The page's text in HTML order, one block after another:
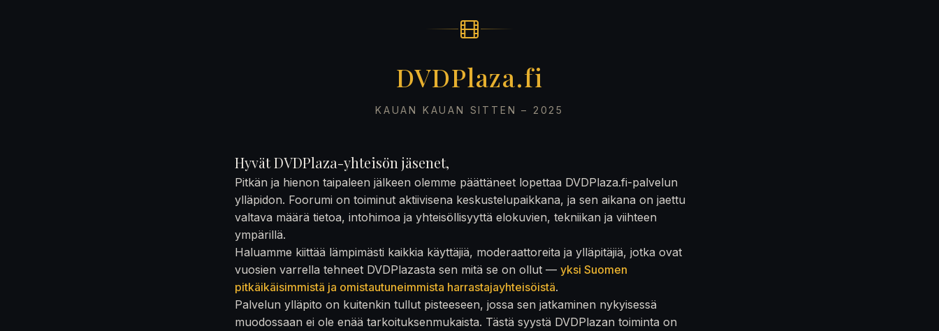
DVDPlaza.fi
KAUAN KAUAN SITTEN – 2025
Hyvät DVDPlaza-yhteisön jäsenet,
Pitkän ja hienon taipaleen jälkeen olemme päättäneet lopettaa DVDPlaza.fi-palvelun
ylläpidon. Foorumi on toiminut aktiivisena keskustelupaikkana, ja sen aikana on jaettu
valtava määrä tietoa, intohimoa ja yhteisöllisyyttä elokuvien, tekniikan ja viihteen
ympärillä.
Haluamme kiittää lämpimästi kaikkia käyttäjiä, moderaattoreita ja ylläpitäjiä, jotka ovat
vuosien varrella tehneet DVDPlazasta sen mitä se on ollut — yksi Suomen
pitkäikäisimmistä ja omistautuneimmista harrastajayhteisöistä.
Palvelun ylläpito on kuitenkin tullut pisteeseen, jossa sen jatkaminen nykyisessä
muodossaan ei ole enää tarkoituksenmukaista. Tästä syystä DVDPlazan toiminta on